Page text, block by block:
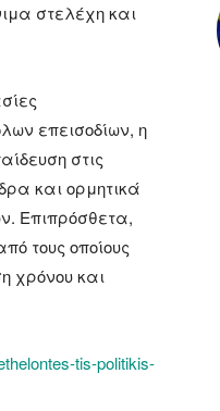
στελέχη και
επεισοδίων, η
στις
και ορμητικά
Επιπρόσθετα,
τους οποίους
χρόνου και
tis-politikis-